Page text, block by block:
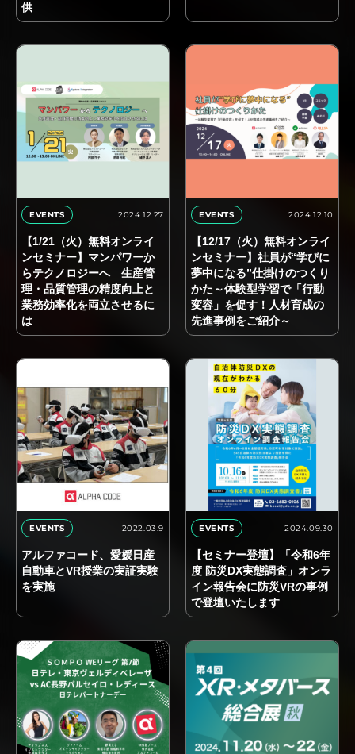
供
EVENTS 2024.12.27
【1/21（火）無料オンライ
ンセミナー】マンパワーか
らテクノロジーへ 生産管
理・品質管理の精度向上と
業務効率化を両立させるに
は
EVENTS 2024.12.10
【12/17（火）無料オンライ
ンセミナー】社員が“学びに
夢中になる”仕掛けのつくり
かた～体験型学習で「行動
変容」を促す！人材育成の
先進事例をご紹介～
EVENTS 2022.03.9
アルファコード、愛媛日産
自動車とVR授業の実証実験
を実施
EVENTS 2024.09.30
【セミナー登壇】「令和6年
度 防災DX実態調査」オンラ
イン報告会に防災VRの事例
で登壇いたします